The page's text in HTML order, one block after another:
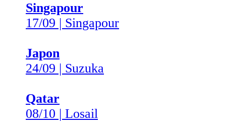
Singapour
17/09 | Singapour
Japon
24/09 | Suzuka
Qatar
08/10 | Losail